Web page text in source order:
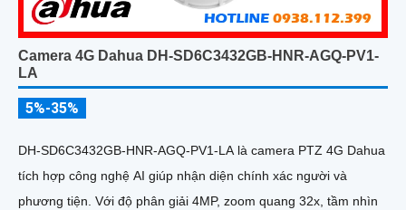
Camera 4G Dahua DH-SD6C3432GB-HNR-AGQ-PV1-
LA
5%-35%
DH-SD6C3432GB-HNR-AGQ-PV1-LA là camera PTZ 4G Dahua
tích hợp công nghệ AI giúp nhận diện chính xác người và
phương tiện. Với độ phân giải 4MP, zoom quang 32x, tầm nhìn